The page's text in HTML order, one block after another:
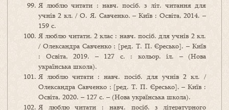
Я люблю читати : навч. посіб. з літ. читання для
учнів 2 кл. / О. Я. Савченко. – Київ : Освіта, 2014. –
159 с.
Я люблю читати. 2 клас : навч. посіб. для учнів 2 кл.
/ Олександра Савченко ; [ред. Т. П. Єресько]. – Київ
: Освіта, 2019. – 127 с. : кольор. іл. – (Нова
українська школа).
Я люблю читати : навч. посіб. для учнів 2 кл. /
Олександра Савченко ; [ред. Т. П. Єресько]. – Київ :
Освіта, 2020. – 127 с. – (Нова українська школа).
Я люблю читати : навч. посіб. з літературного